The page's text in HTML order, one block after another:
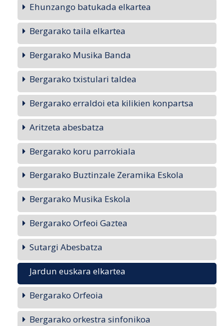
Ehunzango batukada elkartea
Bergarako taila elkartea
Bergarako Musika Banda
Bergarako txistulari taldea
Bergarako erraldoi eta kilikien konpartsa
Aritzeta abesbatza
Bergarako koru parrokiala
Bergarako Buztinzale Zeramika Eskola
Bergarako Musika Eskola
Bergarako Orfeoi Gaztea
Sutargi Abesbatza
Jardun euskara elkartea
Bergarako Orfeoia
Bergarako orkestra sinfonikoa